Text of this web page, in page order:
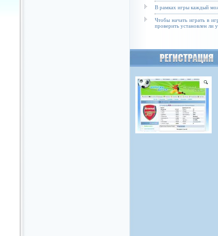
В рамках игры каждый
Чтобы начать играть в
проверить установлен ли